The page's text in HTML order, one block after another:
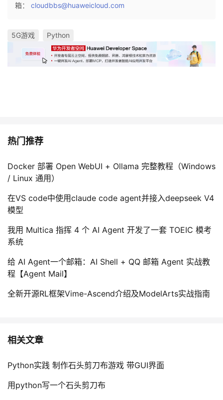
箱： cloudbbs@huaweicloud.com
5G游戏 Python
热门推荐
Docker 部署 Open WebUI + Ollama 完整教程（Windows
/ Linux 通用）
在VS code中使用claude code agent并接入deepseek V4
模型
我用 Multica 指挥 4 个 AI Agent 开发了一套 TOEIC 模考
系统
给 AI Agent一个邮箱：AI Shell + QQ 邮箱 Agent 实战教
程【Agent Mail】
全新开源RL框架Vime-Ascend介绍及ModelArts实战指南
相关文章
Python实践 制作石头剪刀布游戏 带GUI界面
用python写一个石头剪刀布